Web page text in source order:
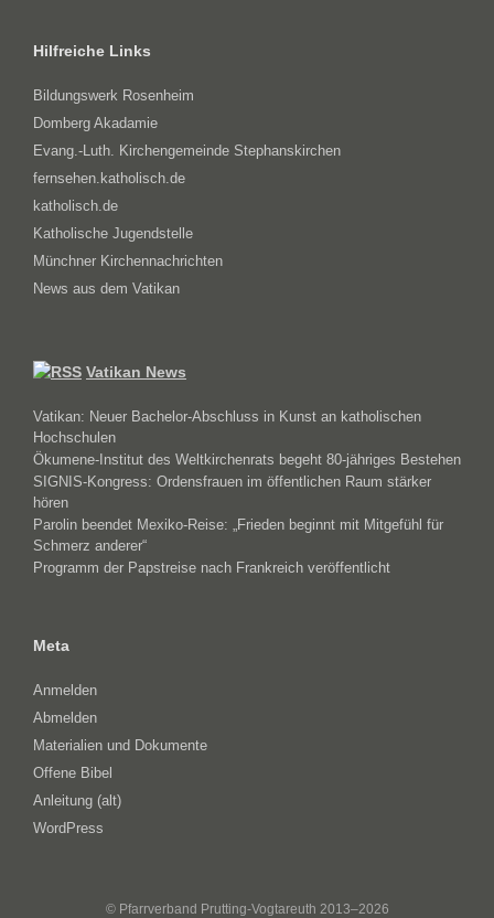
Hilfreiche Links
Bildungswerk Rosenheim
Domberg Akadamie
Evang.-Luth. Kirchengemeinde Stephanskirchen
fernsehen.katholisch.de
katholisch.de
Katholische Jugendstelle
Münchner Kirchennachrichten
News aus dem Vatikan
Vatikan News
Vatikan: Neuer Bachelor-Abschluss in Kunst an katholischen
Hochschulen
Ökumene-Institut des Weltkirchenrats begeht 80-jähriges Bestehen
SIGNIS-Kongress: Ordensfrauen im öffentlichen Raum stärker
hören
Parolin beendet Mexiko-Reise: „Frieden beginnt mit Mitgefühl für
Schmerz anderer“
Programm der Papstreise nach Frankreich veröffentlicht
Meta
Anmelden
Abmelden
Materialien und Dokumente
Offene Bibel
Anleitung (alt)
WordPress
© Pfarrverband Prutting-Vogtareuth 2013–2026